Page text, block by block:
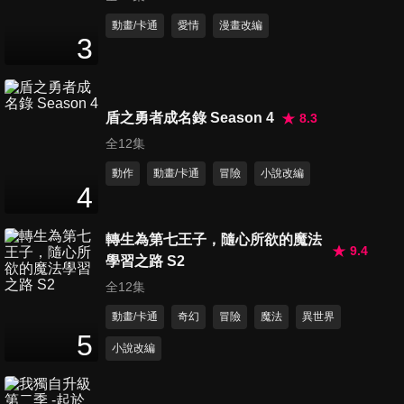
3
動畫/卡通 愛情 漫畫改編
4
盾之勇者成名錄 Season 4
8.3
全12集
動作 動畫/卡通 冒險 小說改編
5
轉生為第七王子，隨心所欲的魔法
學習之路 S2
9.4
全12集
動畫/卡通 奇幻 冒險 魔法 異世界
小說改編